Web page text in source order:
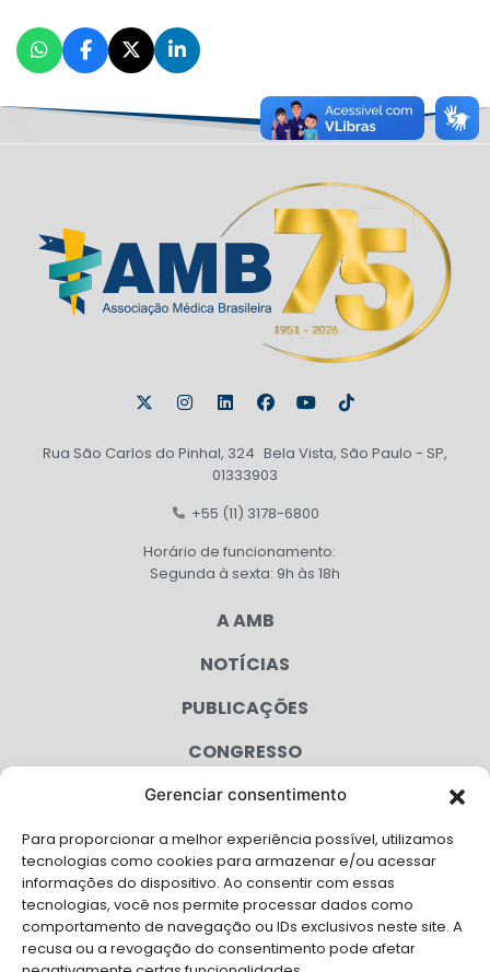
Gerenciar consentimento
Para proporcionar a melhor experiência possível, utilizamos
tecnologias como cookies para armazenar e/ou acessar
informações do dispositivo. Ao consentir com essas
tecnologias, você nos permite processar dados como
comportamento de navegação ou IDs exclusivos neste site. A
recusa ou a revogação do consentimento pode afetar
Rua São Carlos do Pinhal, 324 Bela Vista, São Paulo - SP,
01333903
+55 (11) 3178-6800
Horário de funcionamento:
Segunda à sexta: 9h às 18h
A AMB
NOTÍCIAS
PUBLICAÇÕES
CONGRESSO
AGENDA
CAMPANHAS
SERVIÇOS
FILIADAS